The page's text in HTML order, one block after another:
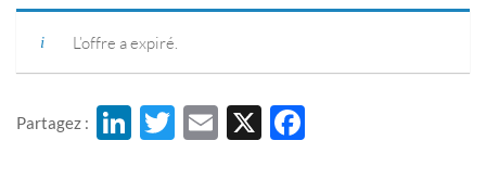
L’offre a expiré.
Partagez :
Li T
E
X